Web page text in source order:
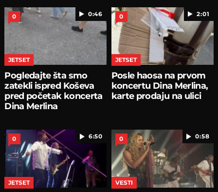
0:46
0
JETSET
Pogledajte šta smo
zatekli ispred Koševa
pred početak koncerta
Dina Merlina
2:01
0
JETSET
Posle haosa na prvom
koncertu Dina Merlina,
karte prodaju na ulici
6:50
0
JETSET
0:58
0
VESTI